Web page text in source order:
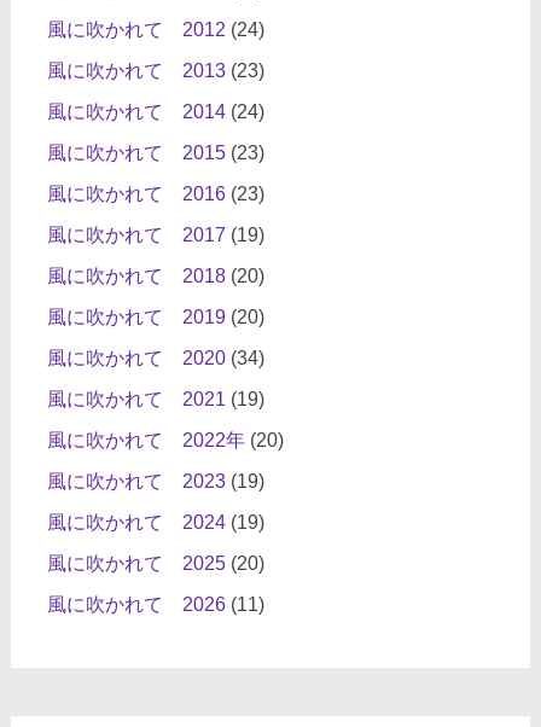
風に吹かれて 2012 (24)
風に吹かれて 2013(23)
風に吹かれて 2014(24)
風に吹かれて 2015(23)
風に吹かれて 2016(23)
風に吹かれて 2017 (19)
風に吹かれて 2018(20)
風に吹かれて 2019(20)
風に吹かれて 2020(34)
風に吹かれて 2021 (19)
風に吹かれて 2022年(20)
風に吹かれて 2023(19)
風に吹かれて 2024(19)
風に吹かれて 2025(20)
風に吹かれて 2026(11)